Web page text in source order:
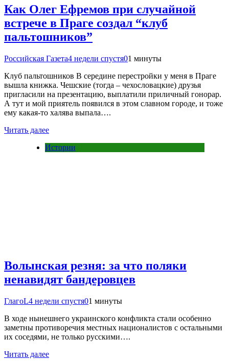
Как Олег Ефремов при случайной
встрече в Праге создал “клуб
пальтошников”
Российская Газета4 недели спустя01 минуты
Клуб пальтошников В середине перестройки у меня в Праге
вышла книжка. Чешские (тогда – чехословацкие) друзья
пригласили на презентацию, выплатили приличный гонорар.
А тут и мой приятель появился в этом славном городе, и тоже
ему какая-то халява выпала….
Читать далее
Истории
Волынская резня: за что поляки
ненавидят бандеровцев
ГлагоL4 недели спустя01 минуты
В ходе нынешнего украинского конфликта стали особенно
заметны противоречия местных националистов с остальными
их соседями, не только русскими….
Читать далее